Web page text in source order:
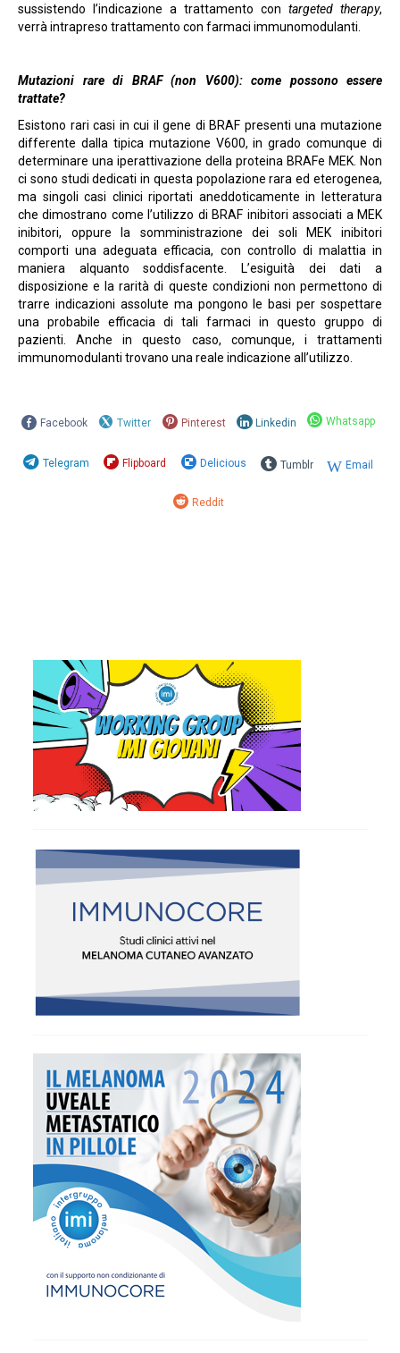
sussistendo l’indicazione a trattamento con targeted therapy,
verrà intrapreso trattamento con farmaci immunomodulanti.
Mutazioni rare di BRAF (non V600): come possono essere
trattate?
Esistono rari casi in cui il gene di BRAF presenti una mutazione
differente dalla tipica mutazione V600, in grado comunque di
determinare una iperattivazione della proteina BRAFe MEK. Non
ci sono studi dedicati in questa popolazione rara ed eterogenea,
ma singoli casi clinici riportati aneddoticamente in letteratura
che dimostrano come l’utilizzo di BRAF inibitori associati a MEK
inibitori, oppure la somministrazione dei soli MEK inibitori
comporti una adeguata efficacia, con controllo di malattia in
maniera alquanto soddisfacente. L’esiguità dei dati a
disposizione e la rarità di queste condizioni non permettono di
trarre indicazioni assolute ma pongono le basi per sospettare
una probabile efficacia di tali farmaci in questo gruppo di
pazienti. Anche in questo caso, comunque, i trattamenti
immunomodulanti trovano una reale indicazione all’utilizzo.
Facebook Twitter Pinterest Linkedin Whatsapp
Telegram Flipboard Delicious Tumblr Email
Reddit